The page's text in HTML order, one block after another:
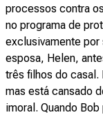
processos contra
no programa de
exclusivamente por
esposa, Helen,
três filhos do casal.
mas está cansado
imoral. Quando